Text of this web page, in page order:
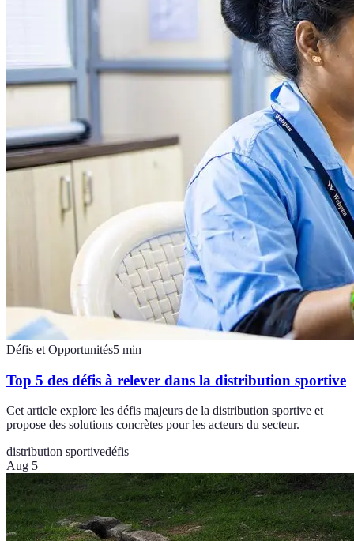
Défis et Opportunités5 min
Top 5 des défis à relever dans la distribution sportive
Cet article explore les défis majeurs de la distribution sportive et
propose des solutions concrètes pour les acteurs du secteur.
distribution sportivedéfis
Aug 5